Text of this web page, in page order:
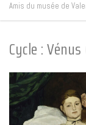
Amis du musée de
Cycle : Vénus